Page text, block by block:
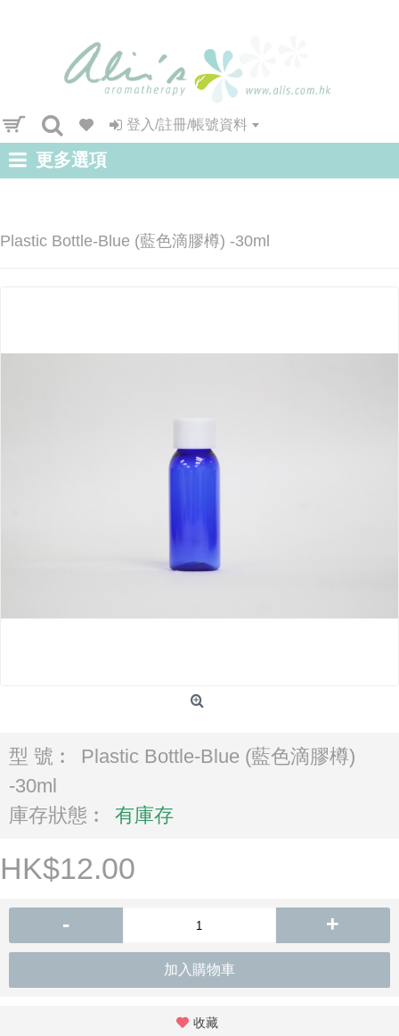
登入/註冊/帳號資料
更多選項
Plastic Bottle-Blue (藍色滴膠樽) -30ml
型 號︰
Plastic Bottle-Blue (藍色滴膠樽)
-30ml
庫存狀態︰
有庫存
HK$12.00
- +
加入購物車
收藏